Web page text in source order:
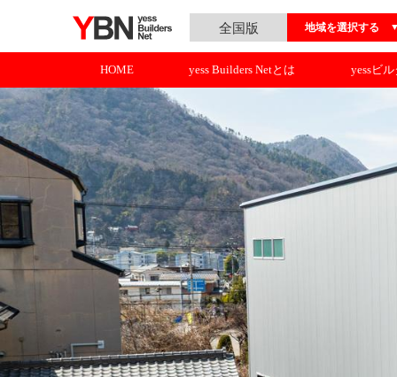
全国版 地域を選択する
HOME yess Builders Netとは yessビ